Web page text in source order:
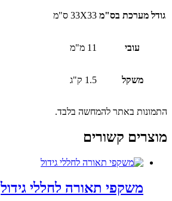
גודל מערכת בס"מ 33X33 ס"מ
עובי 11 מ"מ
משקל 1.5 ק"ג
התמונות באתר להמחשה בלבד.
מוצרים קשורים
משקפי תאורה לחללי גידול